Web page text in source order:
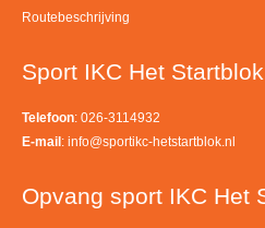
Routebeschrijving
Sport IKC Het Startblok
Telefoon: 026-3114932
E-mail : info@sportikc-hetstartblok.nl
Opvang sport IKC Het